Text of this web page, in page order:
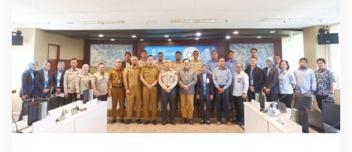
i
b
u
s
i
P